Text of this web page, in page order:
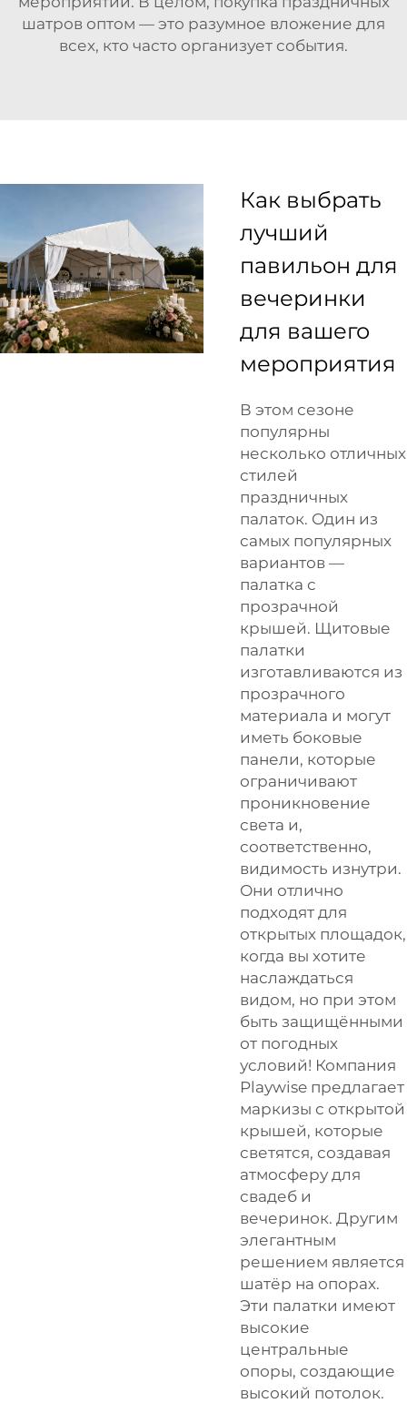
шатров оптом — это разумное вложение для
всех, кто часто организует события.
Как выбрать
лучший
павильон для
вечеринки
для вашего
мероприятия
В этом сезоне
популярны
несколько отличных
стилей
праздничных
палаток. Один из
самых популярных
вариантов —
палатка с
прозрачной
крышей. Щитовые
палатки
изготавливаются из
прозрачного
материала и могут
иметь боковые
панели, которые
ограничивают
проникновение
света и,
соответственно,
видимость изнутри.
Они отлично
подходят для
открытых площадок,
когда вы хотите
наслаждаться
видом, но при этом
быть защищёнными
от погодных
условий! Компания
Playwise предлагает
маркизы с открытой
крышей, которые
светятся, создавая
атмосферу для
свадеб и
вечеринок. Другим
элегантным
решением является
шатёр на опорах.
Эти палатки имеют
высокие
центральные
опоры, создающие
высокий потолок.